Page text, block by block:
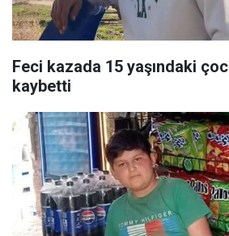
Feci kazada 15 yaşındaki
kaybetti